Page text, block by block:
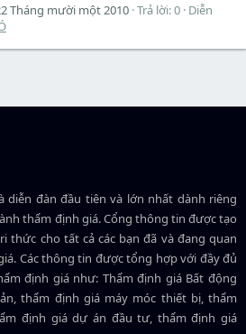
Tháng mười một 2010 Trả lời: 0 Diễn
diễn đàn đầu tiên và lớn nhất dành riêng
thẩm định giá. Cổng thông tin được tạo
thức cho tất cả các bạn đã và đang quan
Các thông tin được tổng hợp với đầy đủ
định giá như: Thẩm định giá Bất động
thẩm định giá máy móc thiết bị, thẩm
định giá dự án đầu tư, thẩm định giá